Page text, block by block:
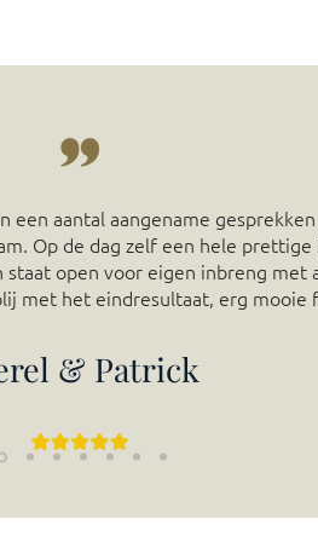
aantal aangename
Op de dag zelf een hele
open voor eigen inbreng met
met het eindresultaat, erg mooie
& Patrick